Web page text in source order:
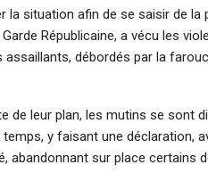
situation afin de se saisir de la
Républicaine, a vécu les
assaillants, débordés par la
de leur plan, les mutins se sont
y faisant une déclaration,
abandonnant sur place certains